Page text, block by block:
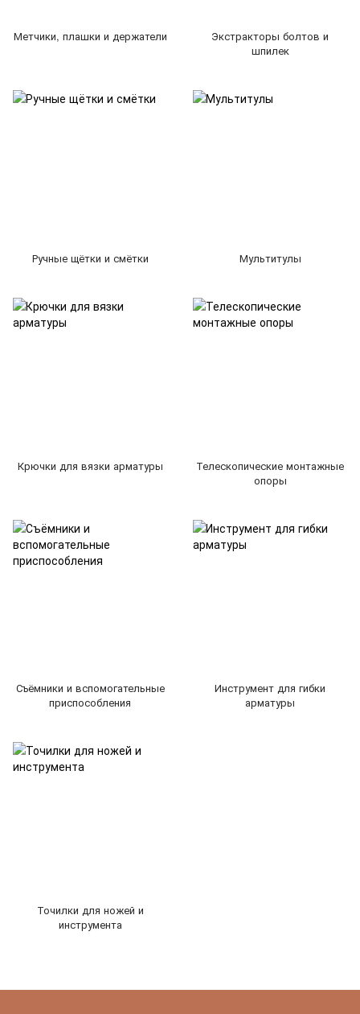
Метчики, плашки и держатели
Экстракторы болтов и
шпилек
Ручные щётки и смётки Мультитулы
Крючки для вязки арматуры
Телескопические монтажные
опоры
Съёмники и вспомогательные
приспособления
Инструмент для гибки
арматуры
Точилки для ножей и
инструмента